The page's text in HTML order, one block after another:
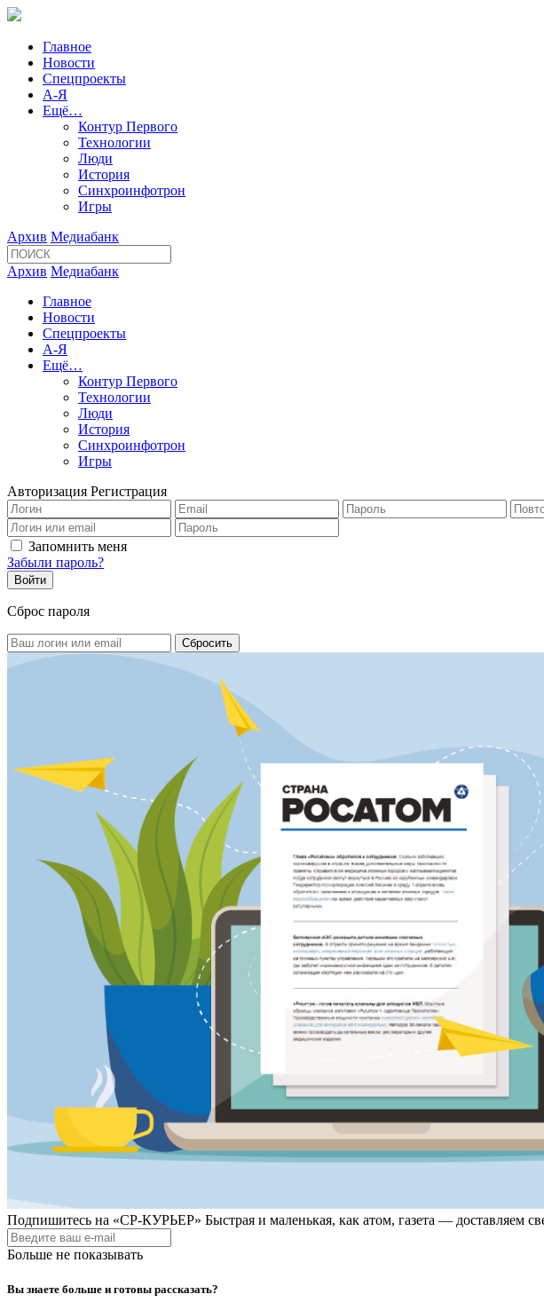
Главное
Новости
Спецпроекты
А-Я
Ещё…
Контур Первого
Технологии
Люди
История
Синхроинфотрон
Игры
Архив Медиабанк
Архив Медиабанк
Главное
Новости
Спецпроекты
А-Я
Ещё…
Контур Первого
Технологии
Люди
История
Синхроинфотрон
Игры
Авторизация Регистрация
Запомнить меня
Забыли пароль?
Сброс пароля
Подпишитесь на «СР-КУРЬЕР» Быстрая и маленькая, как атом, газета — доставляем
Больше не показывать
Вы знаете больше и готовы рассказать?